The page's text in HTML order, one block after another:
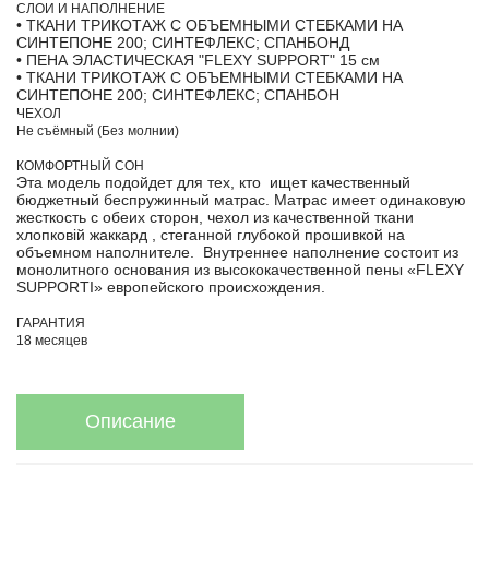
СЛОИ И НАПОЛНЕНИЕ
• ТКАНИ ТРИКОТАЖ С ОБЪЕМНЫМИ СТЕБКАМИ НА
СИНТЕПОНЕ 200; СИНТЕФЛЕКС; СПАНБОНД
• ПЕНА ЭЛАСТИЧЕСКАЯ "FLEXY SUPPORT" 15 см
• ТКАНИ ТРИКОТАЖ С ОБЪЕМНЫМИ СТЕБКАМИ НА
СИНТЕПОНЕ 200; СИНТЕФЛЕКС; СПАНБОН
ЧЕХОЛ
Не съёмный (Без молнии)
КОМФОРТНЫЙ СОН
Эта модель подойдет для тех, кто ищет качественный
бюджетный беспружинный матрас. Матрас имеет одинаковую
жесткость с обеих сторон, чехол из качественной ткани
хлопковій жаккард , стеганной глубокой прошивкой на
объемном наполнителе. Внутреннее наполнение состоит из
монолитного основания из высококачественной пены «FLEXY
SUPPORTI» европейского происхождения.
ГАРАНТИЯ
18 месяцев
Описание